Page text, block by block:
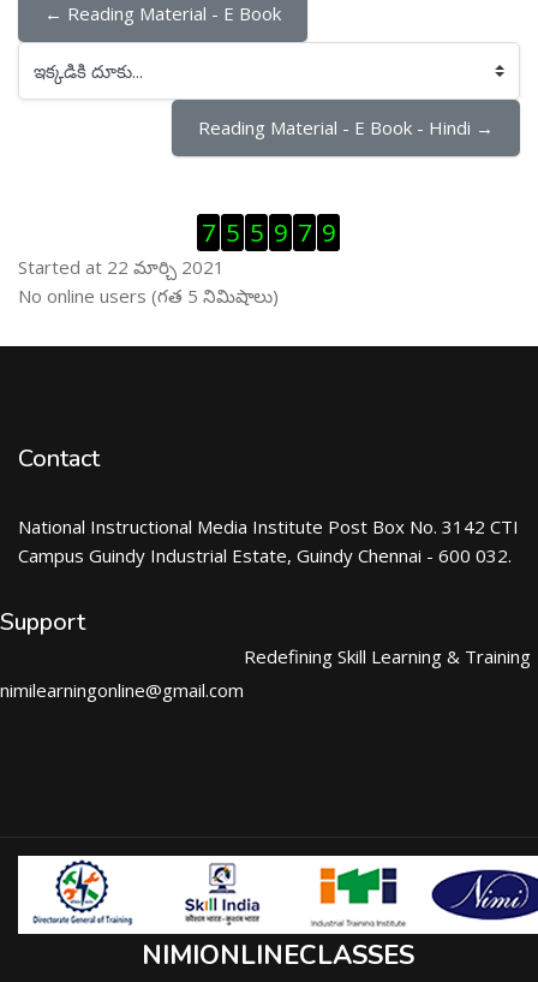
← Reading Material - E Book
ఇక్కడికి దూకు...
Reading Material - E Book - Hindi →
Visitor Counter ను తప్పించు
7 5 5 9 7 9
Started at 22 మార్చి 2021
ఆన్ లైను వాడుకరులు ను తప్పించు
No online users (గత 5 నిమిషాలు)
Contact
National Instructional Media Institute Post Box No. 3142 CTI
Campus Guindy Industrial Estate, Guindy Chennai - 600 032.
Support
nimilearningonline@gmail.com
Redefining Skill Learning & Training
NIMIONLINECLASSES